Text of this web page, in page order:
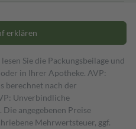
erklären
Sie die Packungsbeilage und
in Ihrer Apotheke. AVP:
berechnet nach der
Unverbindliche
angegebenen Preise
Mehrwertsteuer, ggf.